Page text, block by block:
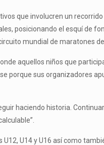
que involucren un
posicionando el esquí de
mundial de maratones de
aquellos niños que
porque sus organizadores
haciendo historia.
U14 y U16 así como